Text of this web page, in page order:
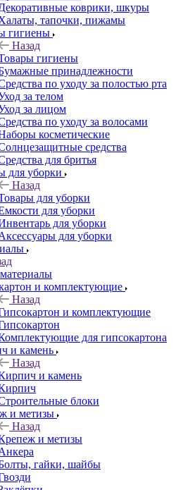
коврики, шкуры
тапочки, пижамы
гигиены
Назад
гигиены
принадлежности
по уходу за полостью рта
за телом
за лицом
по уходу за волосами
косметические
средства
для бритья
для уборки
Назад
для уборки
для уборки
для уборки
для уборки
и комплектующие
Назад
и комплектующие
для гипсокартона
и камень
Назад
и камень
блоки
и метизы
Назад
и метизы
гайки, шайбы